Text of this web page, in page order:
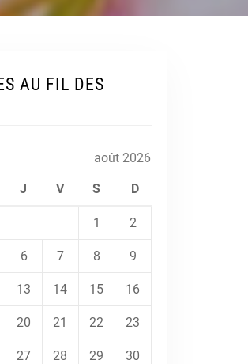
AU FIL DES
août 2026
J V S D
1 2
6 7 8 9
13 14 15 16
20 21 22 23
27 28 29 30